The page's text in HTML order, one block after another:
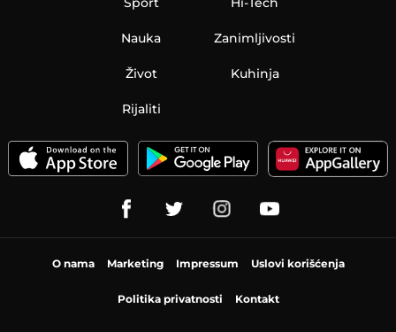
Nauka Zanimljivosti
Život Kuhinja
Rijaliti
O nama Marketing Impressum Uslovi korišćenja
Politika privatnosti Kontakt